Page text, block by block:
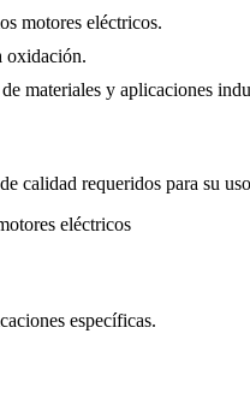
motores eléctricos.
oxidación.
materiales y aplicaciones
calidad requeridos para su
eléctricos
específicas.